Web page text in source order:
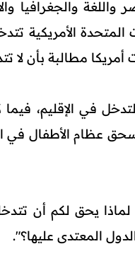
واللغة والجغرافيا
المتحدة
أمريكا مطالبة بأن
في الإقليم، فيما
عظام الأطفال في
لماذا يحق لكم أن
المعتدى عليها؟".